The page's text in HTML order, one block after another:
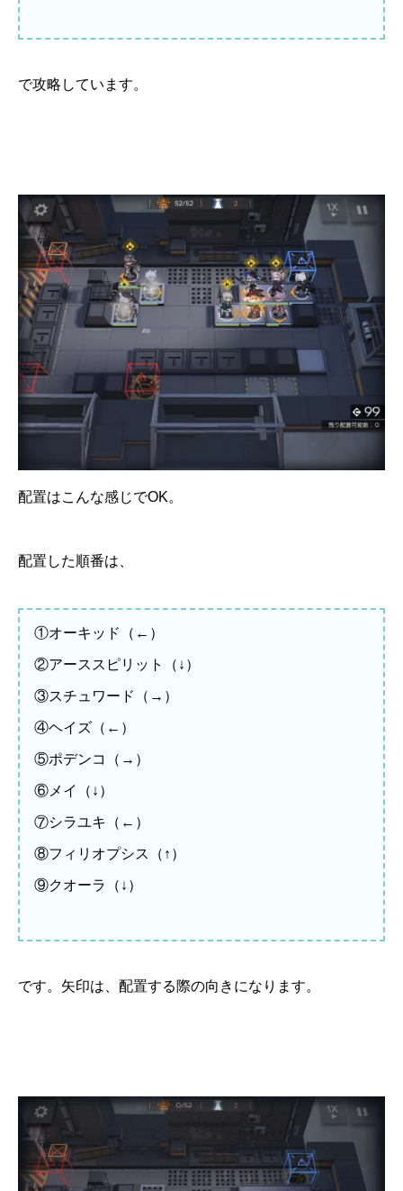
で攻略しています。
配置はこんな感じでOK。
配置した順番は、
①オーキッド（←）
②アーススピリット（↓）
③スチュワード（→）
④ヘイズ（←）
⑤ポデンコ（→）
⑥メイ（↓）
⑦シラユキ（←）
⑧フィリオプシス（↑）
⑨クオーラ（↓）
です。矢印は、配置する際の向きになります。